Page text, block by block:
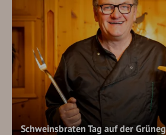
Schweinsbraten Tag auf der